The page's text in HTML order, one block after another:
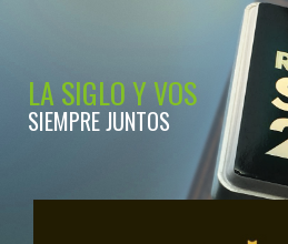
LA SIGLO Y VOS
SIEMPRE JUNTOS